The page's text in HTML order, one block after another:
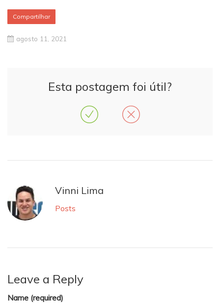
Compartilhar
agosto 11, 2021
Esta postagem foi útil?
Vinni Lima
Posts
Leave a Reply
Name (required)